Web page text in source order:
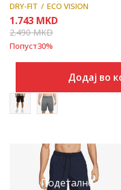
DRY-FIT ECO VISION
1.743 MKD
2.490MKD
Попуст30%
Додај во
Подетално